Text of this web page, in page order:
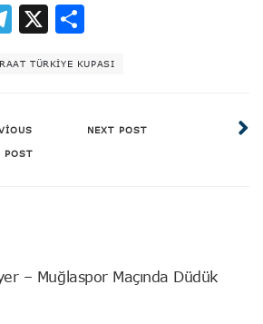
Telegram
X
TÜRKIYE KUPASI
POST
NEXT POST
– Muğlaspor Maçında Düdük